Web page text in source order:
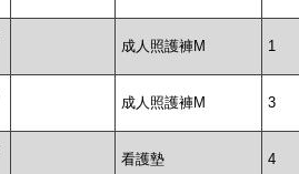
成人照護褲M 1
成人照護褲M 3
看護墊 4